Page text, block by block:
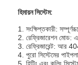
গুণমান নিয়ন্ত্রণ
আমাদের সাথে
খবর
হিমায়ন সিস্টেম:
1. সংক্ষিপ্তকারী:
2. রেফ্রিজারেশন মোড:
3. রেফ্রিজারেন্ট: আর
4. পুরো সিস্টেমের